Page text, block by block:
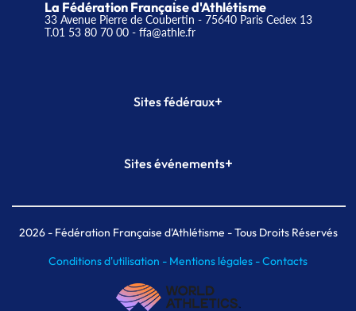
La Fédération Française d'Athlétisme
33 Avenue Pierre de Coubertin - 75640 Paris Cedex 13
T.01 53 80 70 00- ffa@athle.fr
Sites fédéraux+
Plateforme Formation
Sites événements+
Meeting de Paris indoor
MAIF Ekiden de Paris
2026- Fédération Française d'Athlétisme - Tous Droits Réservés
Conditions d'utilisation - Mentions légales -Contacts